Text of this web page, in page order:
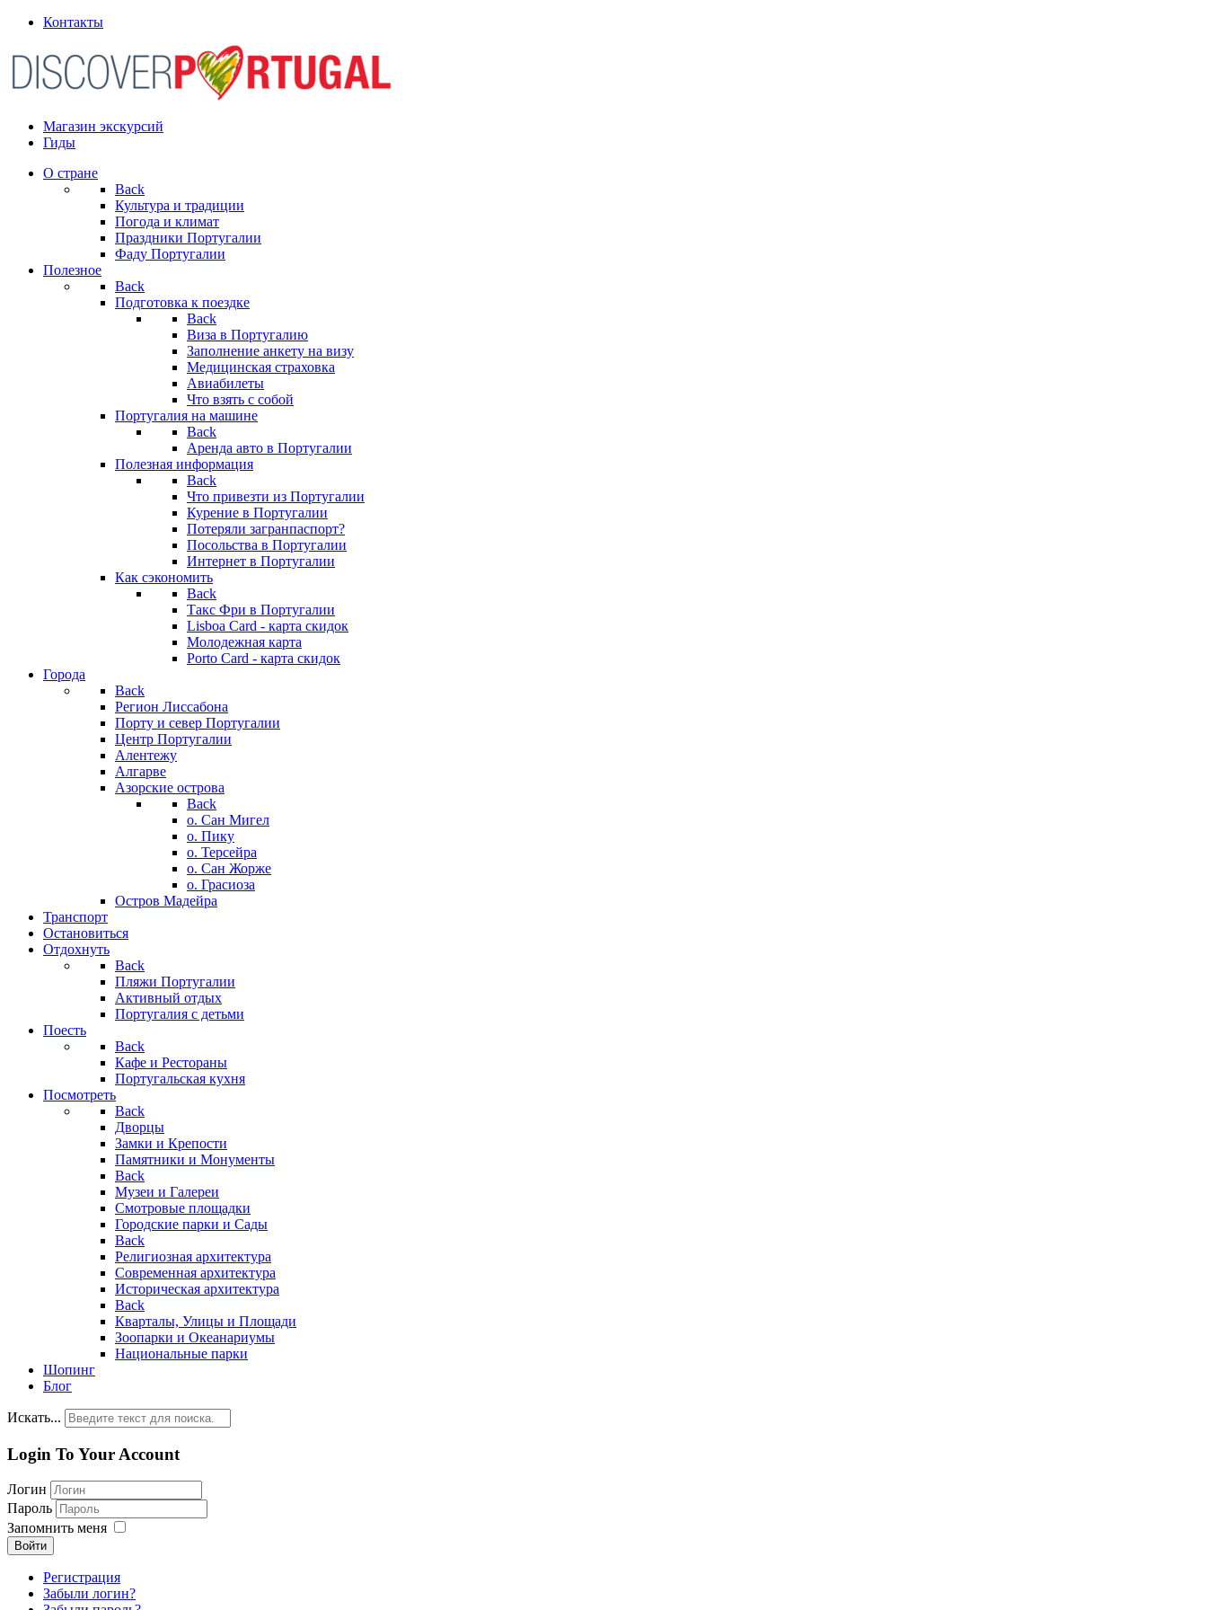
Контакты
Магазин экскурсий
Гиды
О стране
Back
Культура и традиции
Погода и климат
Праздники Португалии
Фаду Португалии
Полезное
Back
Подготовка к поездке
Back
Виза в Португалию
Заполнение анкету на визу
Медицинская страховка
Авиабилеты
Что взять с собой
Португалия на машине
Back
Аренда авто в Португалии
Полезная информация
Back
Что привезти из Португалии
Курение в Португалии
Потеряли загранпаспорт?
Посольства в Португалии
Интернет в Португалии
Как сэкономить
Back
Такс Фри в Португалии
Lisboa Card - карта скидок
Молодежная карта
Porto Card - карта скидок
Города
Back
Регион Лиссабона
Порту и север Португалии
Центр Португалии
Алентежу
Алгарве
Азорские острова
Back
о. Сан Мигел
о. Пику
о. Терсейра
о. Сан Жорже
о. Грасиоза
Остров Мадейра
Транспорт
Остановиться
Отдохнуть
Back
Пляжи Португалии
Активный отдых
Португалия с детьми
Поесть
Back
Кафе и Рестораны
Португальская кухня
Посмотреть
Back
Дворцы
Замки и Крепости
Памятники и Монументы
Back
Музеи и Галереи
Смотровые площадки
Городские парки и Сады
Back
Религиозная архитектура
Современная архитектура
Историческая архитектура
Back
Кварталы, Улицы и Площади
Зоопарки и Океанариумы
Национальные парки
Шопинг
Блог
Искать...
Login To Your Account
Логин
Пароль
Запомнить меня
Войти
Регистрация
Забыли логин?